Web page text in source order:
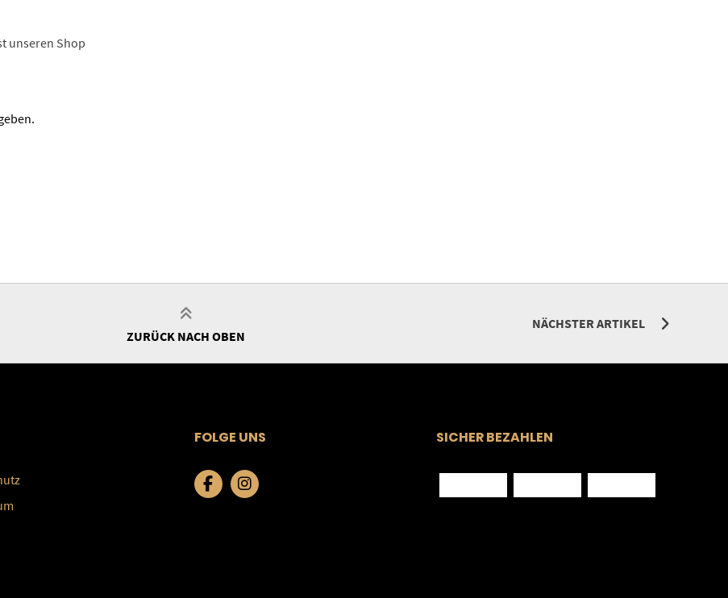
unseren Shop
NÄCHSTER ARTIKEL
ZURÜCK NACH OBEN
FOLGE UNS SICHER BEZAHLEN